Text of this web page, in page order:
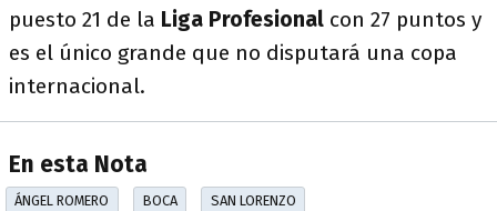
puesto 21 de la Liga Profesional con 27 puntos y
es el único grande que no disputará una copa
internacional.
En esta Nota
ÁNGEL ROMERO BOCA SAN LORENZO